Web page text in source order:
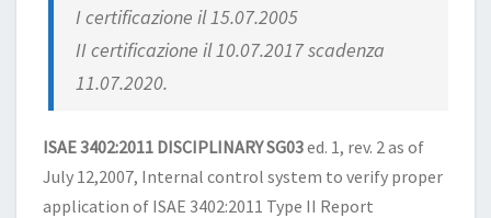
I certificazione il 15.07.2005
II certificazione il 10.07.2017 scadenza
11.07.2020.
ISAE 3402:2011 DISCIPLINARY SG03ed. 1, rev. 2 as of
July 12,2007, Internal control system to verify proper
application of ISAE 3402:2011 Type II Report